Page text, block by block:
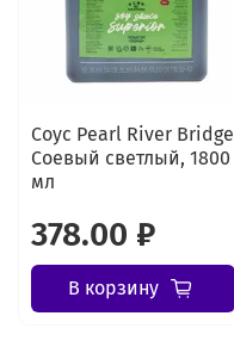
Соус Pearl River Bridge
Соевый светлый, 1800
мл
378.00 ₽
В корзину